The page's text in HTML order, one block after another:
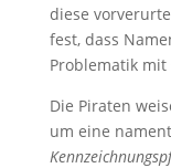
diese
fest, dass
Problematik
Die Piraten
um eine